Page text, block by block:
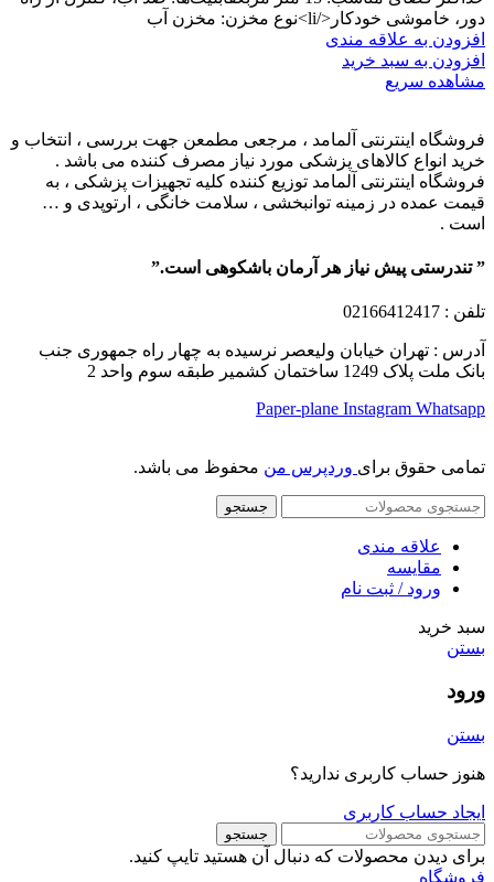
دور، خاموشی خودکار</li>نوع مخزن: مخزن آب
افزودن به علاقه مندی
افزودن به سبد خرید
مشاهده سریع
فروشگاه اینترنتی آلمامد ، مرجعی مطمعن جهت بررسی ، انتخاب و
خرید انواع کالاهای پزشکی مورد نیاز مصرف کننده می باشد .
فروشگاه اینترنتی آلمامد توزیع کننده کلیه تجهیزات پزشکی ، به
قیمت عمده در زمینه توانبخشی ، سلامت خانگی ، ارتوپدی و …
است .
” تندرستی پیش نیاز هر آرمان باشکوهی است.”
تلفن : 02166412417
آدرس : تهران خیابان ولیعصر نرسیده به چهار راه جمهوری جنب
بانک ملت پلاک 1249 ساختمان کشمیر طبقه سوم واحد 2
Paper-plane Instagram Whatsapp
تمامی حقوق برای وردپرس من محفوظ می باشد.
جستجو
علاقه مندی
مقایسه
ورود / ثبت نام
سبد خرید
بستن
ورود
بستن
هنوز حساب کاربری ندارید؟
ایجاد حساب کاربری
جستجو
برای دیدن محصولات که دنبال آن هستید تایپ کنید.
فروشگاه